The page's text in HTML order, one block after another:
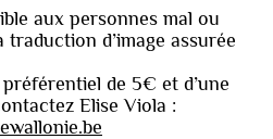
aux personnes mal ou
d’image assurée
de 5€ et d’une
Elise Viola :